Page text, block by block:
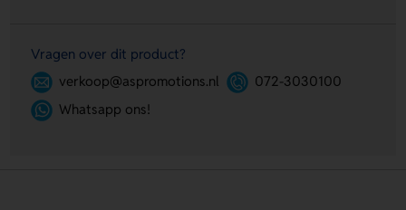
Vragen over dit product?
verkoop@aspromotions.nl
072-3030100
Whatsapp ons!